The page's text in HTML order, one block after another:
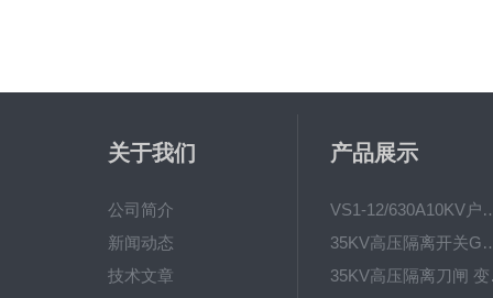
关于我们
公司简介
新闻动态
技术文章
产品展示
VS1-12/630A10KV
35KV高压隔离开关